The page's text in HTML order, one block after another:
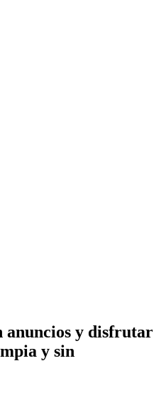
anuncios y disfrutar
y sin